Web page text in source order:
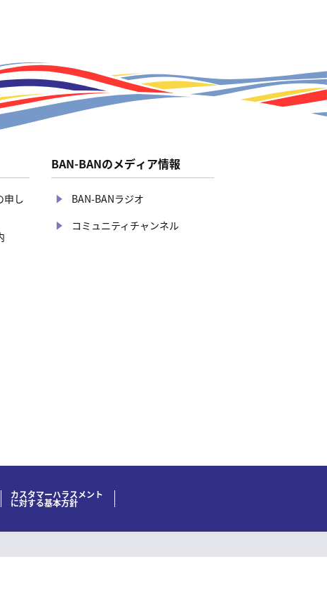
申し
BAN-BANのメディア情報
BAN-BANラジオ
コミュニティチャンネル
カスタマーハラスメント
に対する基本方針